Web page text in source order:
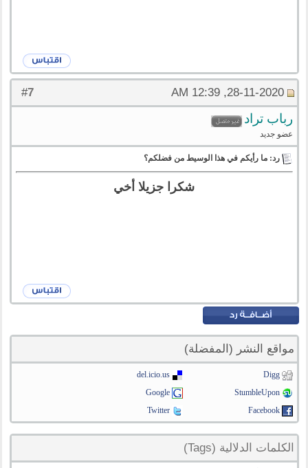
#
7 28-11-2020, 12:39 AM
رباب تراد
عضو جديد
رد: ما رأيكم في هذا الوسيط من فضلكم؟
شكرا جزيلا أخي
مواقع النشر (المفضلة)
Digg
del.icio.us
StumbleUpon
Google
Facebook
Twitter
الكلمات الدلالية (Tags)